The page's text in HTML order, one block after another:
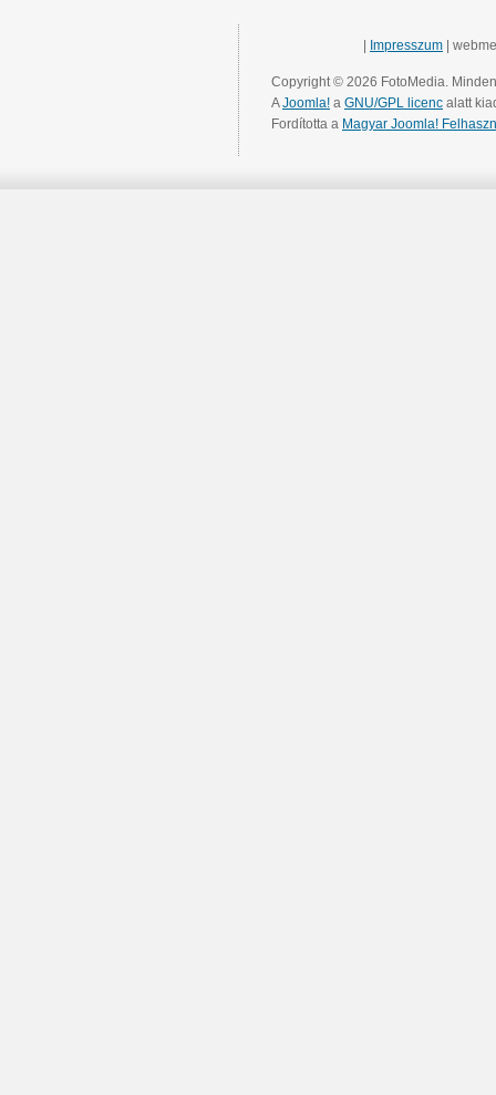
Impresszum |
Copyright © 2026 FotoMedia.
AJoomla! a GNU/GPL licenc alatt
Fordította a Magyar Joomla!